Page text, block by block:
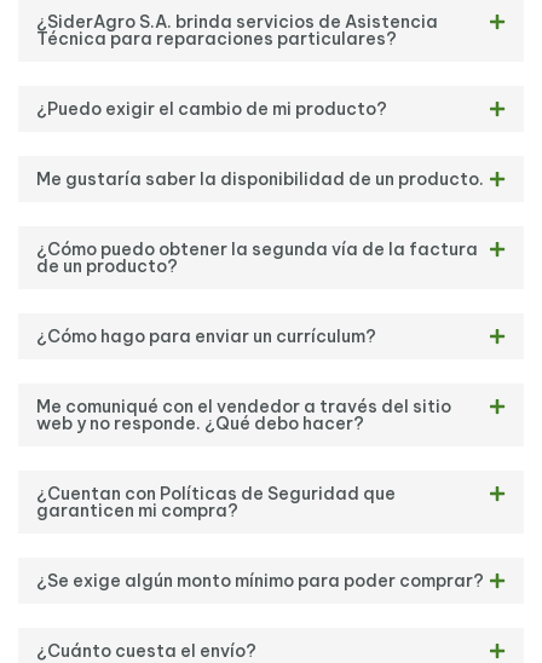
¿SiderAgro S.A. brinda servicios de Asistencia
Técnica para reparaciones particulares?
¿Puedo exigir el cambio de mi producto?
Me gustaría saber la disponibilidad de un producto.
¿Cómo puedo obtener la segunda vía de la factura
de un producto?
¿Cómo hago para enviar un currículum?
Me comuniqué con el vendedor a través del sitio
web y no responde. ¿Qué debo hacer?
¿Cuentan con Políticas de Seguridad que
garanticen mi compra?
¿Se exige algún monto mínimo para poder comprar?
¿Cuánto cuesta el envío?